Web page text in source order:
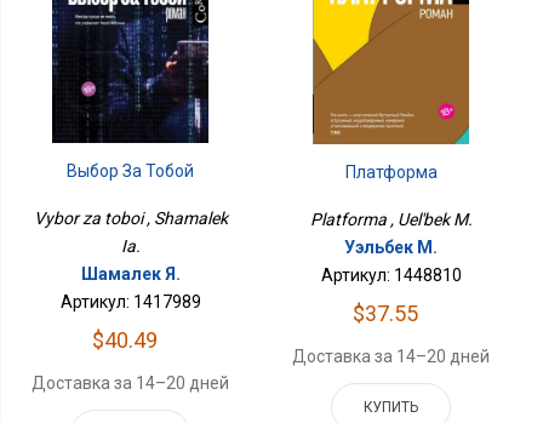
Выбор За Тобой
Vybor za toboi , Shamalek
Ia.
Шамалек Я.
Артикул: 1417989
$40.49
Доставка за 14–20 дней
Платформа
Platforma , Uel'bek M.
Уэльбек М.
Артикул: 1448810
$37.55
Доставка за 14–20 дней
КУПИТЬ